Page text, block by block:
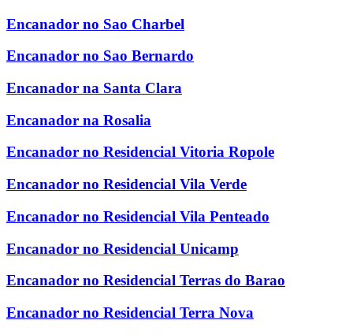
Encanador no Sao Charbel
Encanador no Sao Bernardo
Encanador na Santa Clara
Encanador na Rosalia
Encanador no Residencial Vitoria Ropole
Encanador no Residencial Vila Verde
Encanador no Residencial Vila Penteado
Encanador no Residencial Unicamp
Encanador no Residencial Terras do Barao
Encanador no Residencial Terra Nova